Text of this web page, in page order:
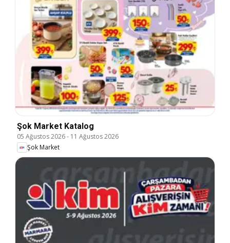
Şok Market Katalog
05 Ağustos 2026- 11 Ağustos 2026
Şok Market